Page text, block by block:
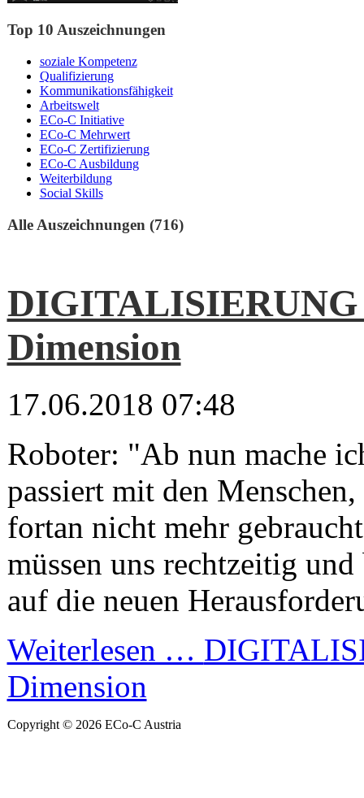
Top 10 Auszeichnungen
soziale Kompetenz
Qualifizierung
Kommunikationsfähigkeit
Arbeitswelt
ECo-C Initiative
ECo-C Mehrwert
ECo-C Zertifizierung
ECo-C Ausbildung
Weiterbildung
Social Skills
Alle Auszeichnungen (716)
DIGITALISIERUNG
Dimension
17.06.2018 07:48
Roboter: "Ab nun mache
passiert mit den
fortan nicht mehr
müssen uns rechtzeitig und
auf die neuen
Weiterlesen …
Dimension
Copyright © 2026 ECo-C Austria